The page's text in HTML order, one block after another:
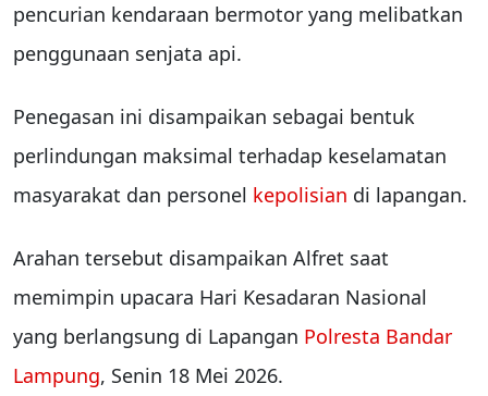
pencurian kendaraan bermotor yang melibatkan
penggunaan senjata api.
Penegasan ini disampaikan sebagai bentuk
perlindungan maksimal terhadap keselamatan
masyarakat dan personel kepolisian di lapangan.
Arahan tersebut disampaikan Alfret saat
memimpin upacara Hari Kesadaran Nasional
yang berlangsung di Lapangan Polresta Bandar
Lampung, Senin 18 Mei 2026.